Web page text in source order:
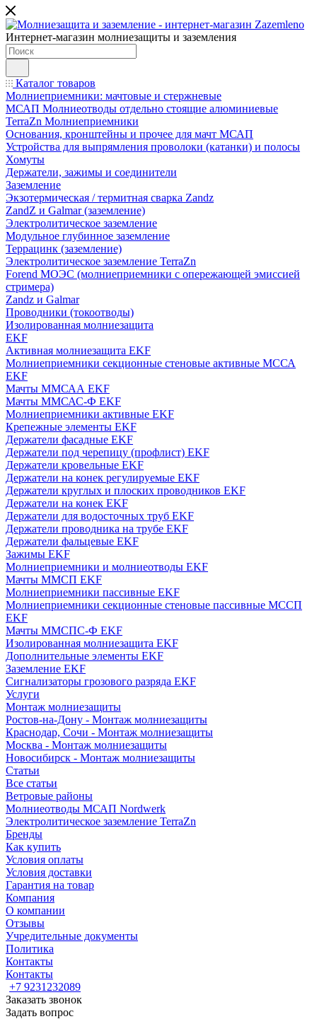
Интернет-магазин молниезащиты и заземления
Каталог товаров
Молниеприемники: мачтовые и стержневые
МСАП Молниеотводы отдельно стоящие алюминиевые
TerraZn Молниеприемники
Основания, кронштейны и прочее для мачт МСАП
Устройства для выпрямления проволоки (катанки) и полосы
Хомуты
Держатели, зажимы и соединители
Заземление
Экзотермическая / термитная сварка Zandz
ZandZ и Galmar (заземление)
Электролитическое заземление
Модульное глубинное заземление
Террацинк (заземление)
Электролитическое заземление TerraZn
Forend МОЭС (молниеприемники с опережающей эмиссией
стримера)
Zandz и Galmar
Проводники (токоотводы)
Изолированная молниезащита
EKF
Активная молниезащита EKF
Молниеприемники секционные стеновые активные МССА
EKF
Мачты ММСАА EKF
Мачты ММСАС-Ф EKF
Молниеприемники активные EKF
Крепежные элементы EKF
Держатели фасадные EKF
Держатели под черепицу (профлист) EKF
Держатели кровельные EKF
Держатели на конек регулируемые EKF
Держатели круглых и плоских проводников EKF
Держатели на конек EKF
Держатели для водосточных труб EKF
Держатели проводника на трубе EKF
Держатели фальцевые EKF
Зажимы EKF
Молниеприемники и молниеотводы EKF
Мачты ММСП EKF
Молниеприемники пассивные EKF
Молниеприемники секционные стеновые пассивные МССП
EKF
Мачты ММСПС-Ф EKF
Изолированная молниезащита EKF
Дополнительные элементы EKF
Заземление EKF
Сигнализаторы грозового разряда EKF
Услуги
Монтаж молниезащиты
Ростов-на-Дону - Монтаж молниезащиты
Краснодар, Сочи - Монтаж молниезащиты
Москва - Монтаж молниезащиты
Новосибирск - Монтаж молниезащиты
Статьи
Все статьи
Ветровые районы
Молниеотводы МСАП Nordwerk
Электролитическое заземление TerraZn
Бренды
Как купить
Условия оплаты
Условия доставки
Гарантия на товар
Компания
О компании
Отзывы
Учредительные документы
Политика
Контакты
Контакты
+7 9231232089
Заказать звонок
Задать вопрос